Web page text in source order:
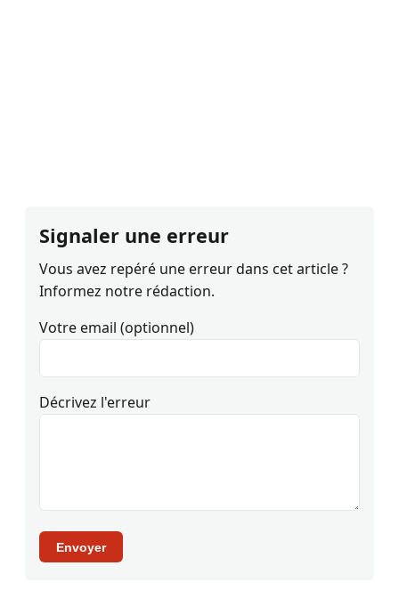
Signaler une erreur
Vous avez repéré une erreur dans cet article ?
Informez notre rédaction.
Votre email (optionnel)
Décrivez l'erreur
Envoyer